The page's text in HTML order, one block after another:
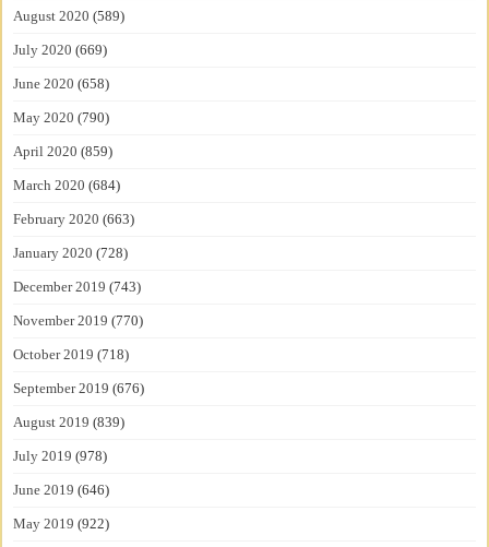
August 2020 (589)
July 2020 (669)
June 2020 (658)
May 2020 (790)
April 2020 (859)
March 2020 (684)
February 2020 (663)
January 2020 (728)
December 2019 (743)
November 2019 (770)
October 2019 (718)
September 2019 (676)
August 2019 (839)
July 2019 (978)
June 2019 (646)
May 2019 (922)